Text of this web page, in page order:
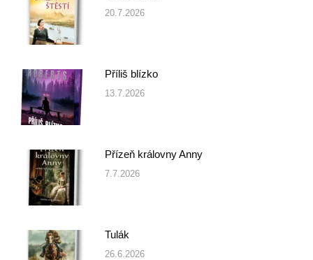
20.7.2026
Příliš blízko
13.7.2026
Přízeň královny Anny
7.7.2026
Tulák
26.6.2026